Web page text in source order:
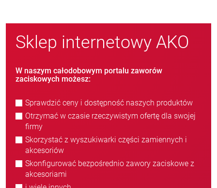
Sklep internetowy AKO
W naszym całodobowym portalu zaworów
zaciskowych możesz:
Sprawdzić ceny i dostępność naszych produktów
Otrzymać w czasie rzeczywistym ofertę dla swojej
firmy
Skorzystać z wyszukiwarki części zamiennych i
akcesoriów
Skonfigurować bezpośrednio zawory zaciskowe z
akcesoriami